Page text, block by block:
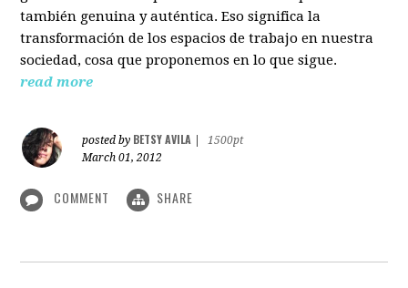
también genuina y auténtica. Eso significa la
transformación de los espacios de trabajo en nuestra
sociedad, cosa que proponemos en lo que sigue.
read more
posted by BETSY AVILA
1500pt
March 01, 2012
COMMENT SHARE